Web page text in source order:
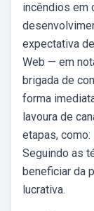
incêndios em
expectativa
Web — em
brigada de
forma
lavoura de
etapas,
Seguindo as
beneficiar da
lucrativa.